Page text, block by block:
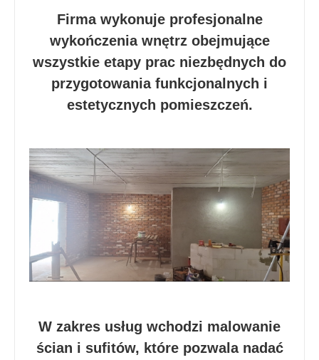
Firma wykonuje profesjonalne
wykończenia wnętrz obejmujące
wszystkie etapy prac niezbędnych do
przygotowania funkcjonalnych i
estetycznych pomieszczeń.
W zakres usług wchodzi malowanie
ścian i sufitów, które pozwala nadać